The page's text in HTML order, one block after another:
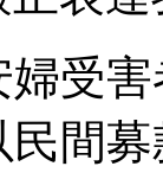
受
間